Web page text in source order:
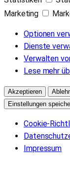
Marketing
Optionen
Dienste
Verwalten
Lese mehr
Akzeptieren
Einstellungen
Cookie-
Impressum